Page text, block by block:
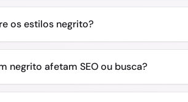
os estilos negrito?
negrito afetam SEO ou busca?